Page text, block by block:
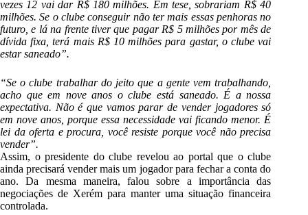
vezes 12 vai dar R$ 180 milhões. Em tese, sobrariam R$ 40
milhões. Se o clube conseguir não ter mais essas penhoras no
futuro, e lá na frente tiver que pagar R$ 5 milhões por mês de
dívida fixa, terá mais R$ 10 milhões para gastar, o clube vai
estar saneado”.
“Se o clube trabalhar do jeito que a gente vem trabalhando,
acho que em nove anos o clube está saneado. É a nossa
expectativa. Não é que vamos parar de vender jogadores só
em nove anos, porque essa necessidade vai ficando menor. É
lei da oferta e procura, você resiste porque você não precisa
vender”.
Assim, o presidente do clube revelou ao portal que o clube
ainda precisará vender mais um jogador para fechar a conta do
ano. Da mesma maneira, falou sobre a importância das
negociações de Xerém para manter uma situação financeira
controlada.